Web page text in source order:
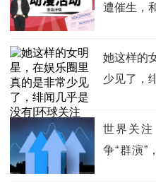
遭催生，
她这样的
少见了，
世界关
争“群演”